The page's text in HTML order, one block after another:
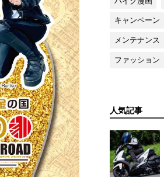
キャンペーン
メンテナンス
ファッション
人気記事